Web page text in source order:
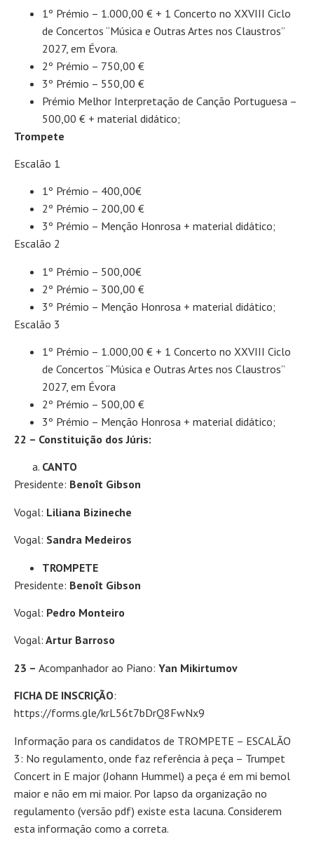
1º Prémio – 1.000,00 € + 1 Concerto no XXVIII Ciclo
de Concertos “Música e Outras Artes nos Claustros”
2027, em Évora.
2º Prémio – 750,00 €
3º Prémio – 550,00 €
Prémio Melhor Interpretação de Canção Portuguesa –
500,00 € + material didático;
Trompete
Escalão 1
1º Prémio – 400,00€
2º Prémio – 200,00 €
3º Prémio – Menção Honrosa + material didático;
Escalão 2
1º Prémio – 500,00€
2º Prémio – 300,00 €
3º Prémio – Menção Honrosa + material didático;
Escalão 3
1º Prémio – 1.000,00 € + 1 Concerto no XXVIII Ciclo
de Concertos “Música e Outras Artes nos Claustros”
2027, em Évora
2º Prémio – 500,00 €
3º Prémio – Menção Honrosa + material didático;
22 – Constituição dos Júris:
CANTO
Presidente: Benoît Gibson
Vogal: Liliana Bizineche
Vogal: Sandra Medeiros
TROMPETE
Presidente: Benoît Gibson
Vogal: Pedro Monteiro
Vogal: Artur Barroso
23 – Acompanhador ao Piano: Yan Mikirtumov
FICHA DE INSCRIÇÃO:
https://forms.gle/krL56t7bDrQ8FwNx9
Informação para os candidatos de TROMPETE – ESCALÃO
3: No regulamento, onde faz referência à peça – Trumpet
Concert in E major (Johann Hummel) a peça é em mi bemol
maior e não em mi maior. Por lapso da organização no
regulamento (versão pdf) existe esta lacuna. Considerem
esta informação como a correta.